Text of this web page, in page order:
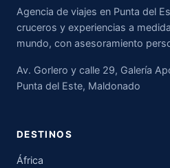
Agencia de viajes en Punta del
cruceros y experiencias a
mundo, con asesoramiento
Av. Gorlero y calle 29, Galería
Punta del Este, Maldonado
DESTINOS
África